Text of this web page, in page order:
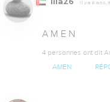
Il y a 6 ans,
A M E N
4 personnes ont dit
AMEN